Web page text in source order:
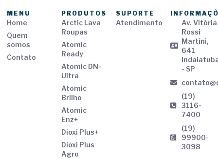
MENU
Home
Quem
somos
Contato
PRODUTOS
Arctic Lava
Roupas
Atomic
Ready
Atomic DN-
Ultra
Atomic
Brilho
Atomic
Enz+
Dioxi Plus+
Dioxi Plus
Agro
SUPORTE
Atendimento
Av. Vitória
Rossi
Martini,
641
- SP
(19)
3116-
7400
(19)
99900-
3098